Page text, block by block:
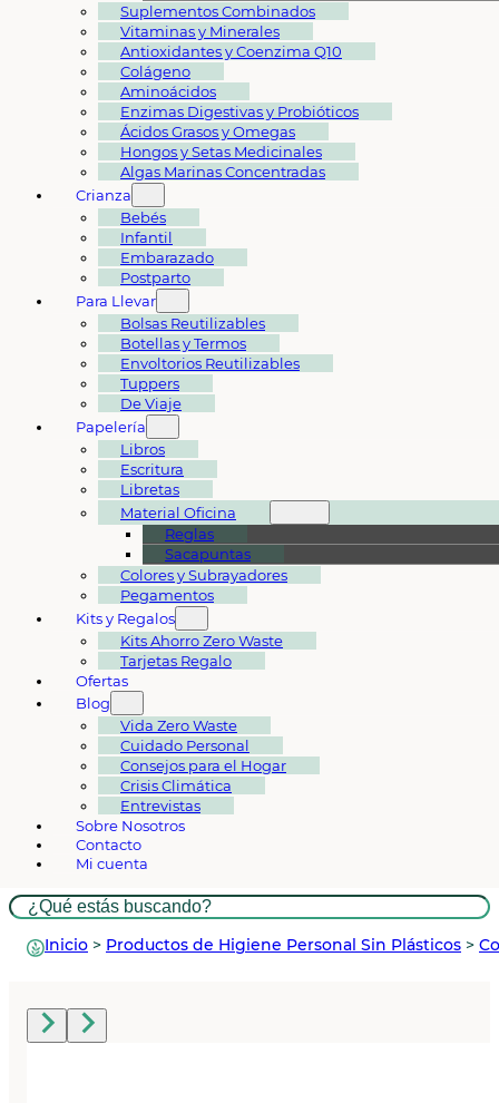
Suplementos Combinados
Vitaminas y Minerales
Antioxidantes y Coenzima Q10
Colágeno
Aminoácidos
Enzimas Digestivas y Probióticos
Ácidos Grasos y Omegas
Hongos y Setas Medicinales
Algas Marinas Concentradas
Crianza
Bebés
Infantil
Embarazado
Postparto
Para Llevar
Bolsas Reutilizables
Botellas y Termos
Envoltorios Reutilizables
Tuppers
De Viaje
Papelería
Libros
Escritura
Libretas
Material Oficina
Reglas
Sacapuntas
Colores y Subrayadores
Pegamentos
Kits y Regalos
Kits Ahorro Zero Waste
Tarjetas Regalo
Ofertas
Blog
Vida Zero Waste
Cuidado Personal
Consejos para el Hogar
Crisis Climática
Entrevistas
Sobre Nosotros
Contacto
Mi cuenta
Buscar
Inicio > Productos de Higiene Personal Sin Plásticos >